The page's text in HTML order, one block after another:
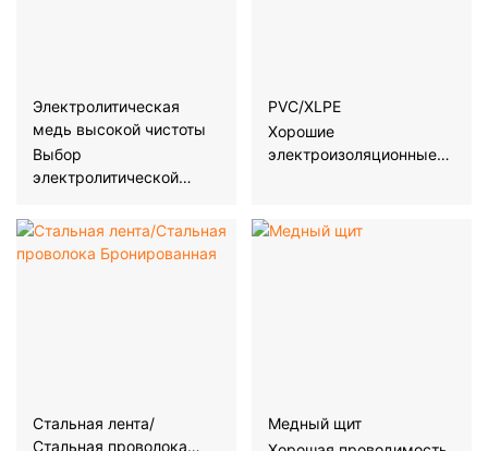
Электролитическая
медь высокой чистоты
Выбор
электролитической
меди более 99,95%.
PVC/XLPE
Хорошие
электроизоляционные
предотвратить утечку
тока.
Стальная лента/
Стальная проволока
Медный щит